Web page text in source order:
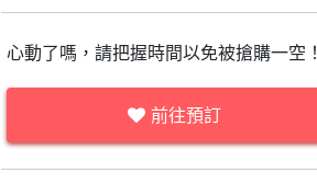
心動了嗎，請把握時間以免被搶購一空！
前往預訂